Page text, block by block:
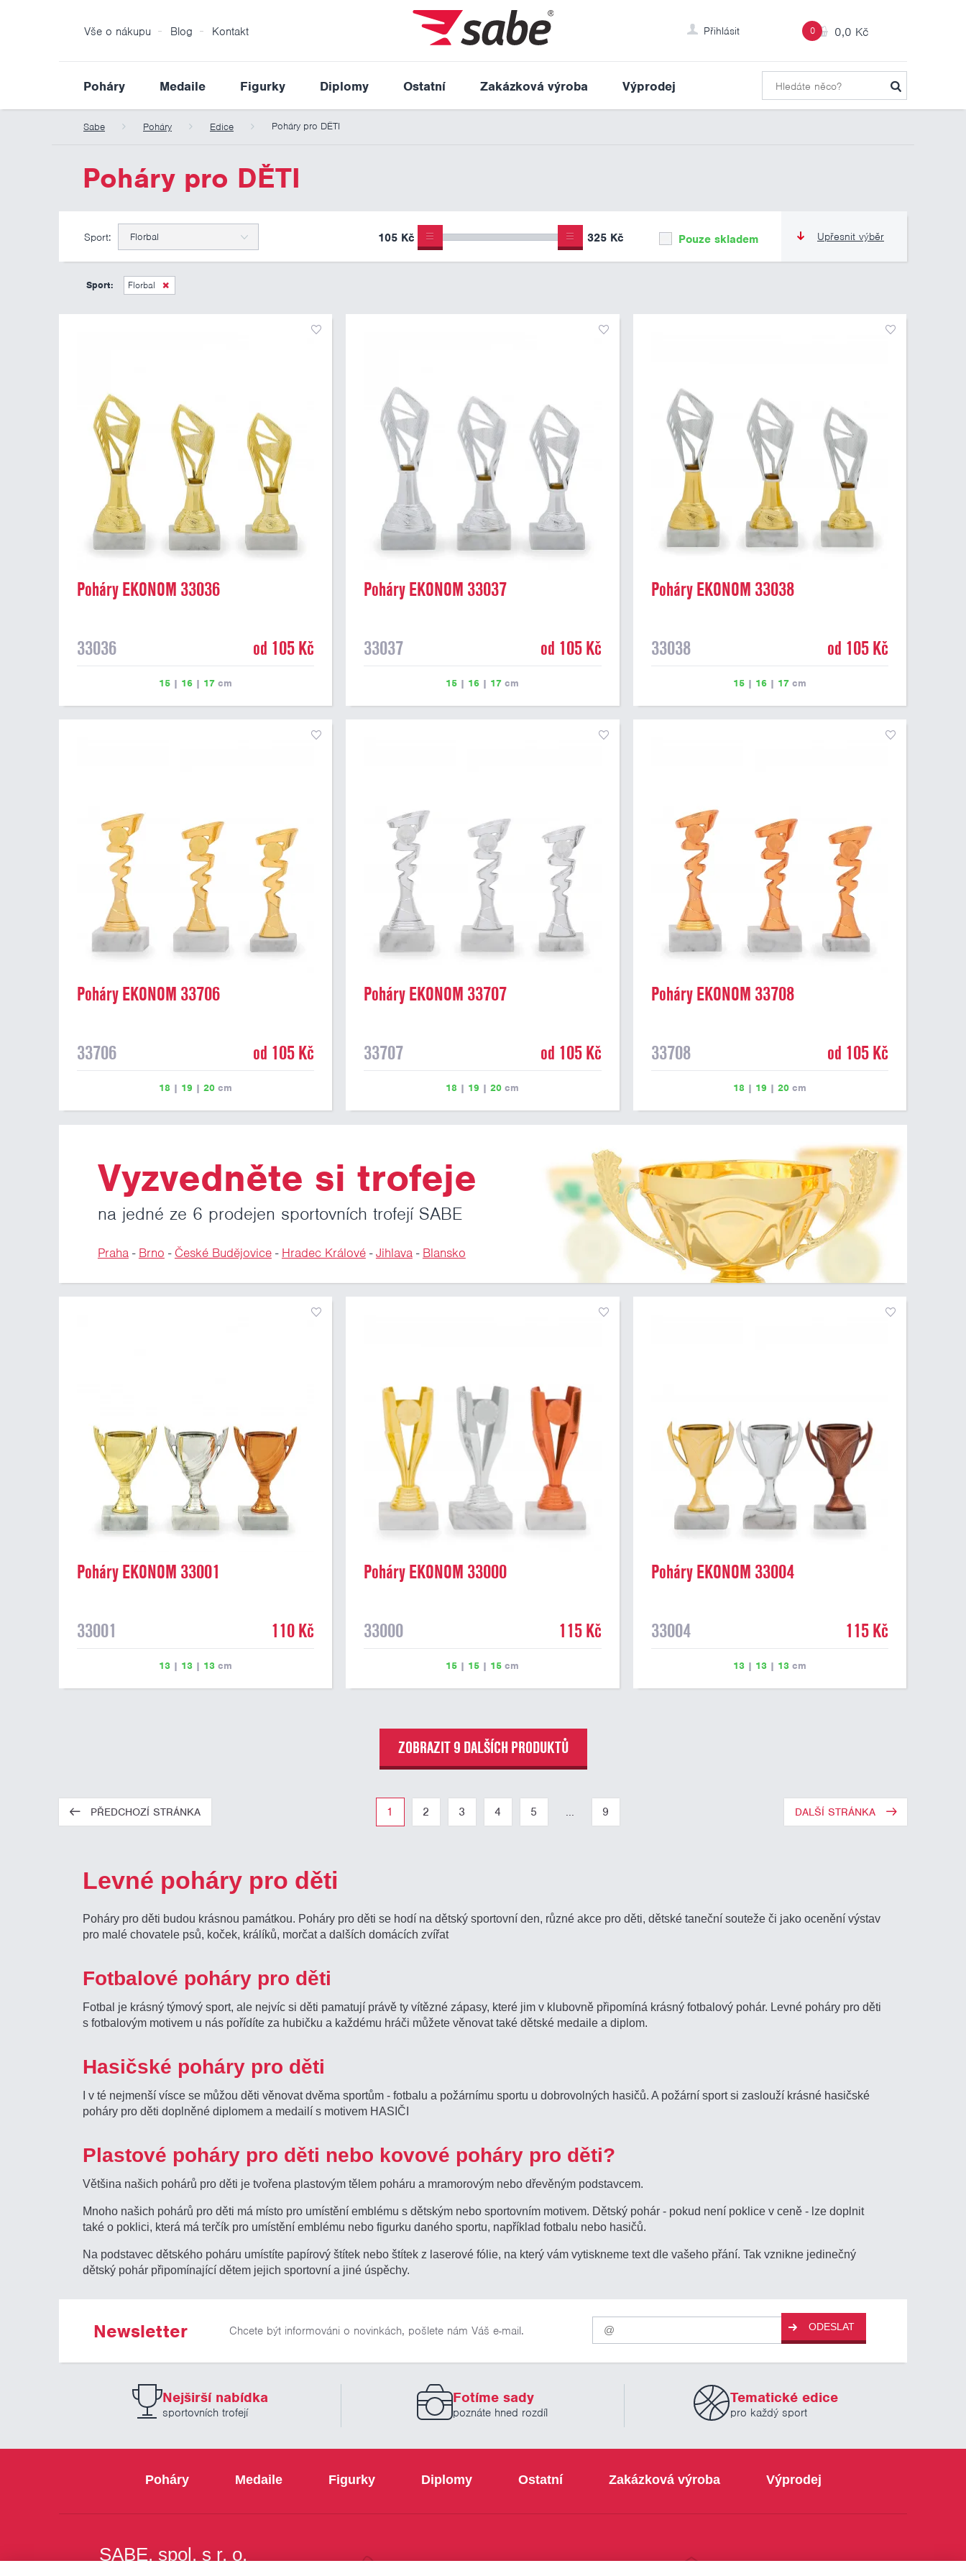
0 0,0 Kč
Přihlásit
Vše o nákupu Blog Kontakt
Poháry Medaile Figurky Diplomy Ostatní Zakázková výroba Výprodej
Sabe Poháry Edice Poháry pro DĚTI
Poháry pro DĚTI
Upřesnit výběr
Sport: Florbal Pouze skladem
105 Kč 325 Kč
Sport: Florbal
Poháry EKONOM 33036
33036 od 105 Kč
15| 16| 17cm
Poháry EKONOM 33037
33037 od 105 Kč
15 | 16 | 17 cm
Poháry EKONOM 33038
33038 od 105 Kč
15| 16| 17cm
Poháry EKONOM 33706
33706 od 105 Kč
18 | 19 | 20cm
Poháry EKONOM 33707
33707 od 105 Kč
18 | 19 |20 cm
Poháry EKONOM 33708
33708 od 105 Kč
18 | 19 | 20cm
Vyzvedněte si trofeje
na jedné ze 6 prodejen sportovních trofejí SABE
Praha- Brno - České Budějovice- Hradec Králové-Jihlava- Blansko
Poháry EKONOM 33001
33001 110 Kč
13| 13| 13cm
Poháry EKONOM 33000
33000 115 Kč
15 | 15 | 15 cm
Poháry EKONOM 33004
33004 115 Kč
13| 13| 13cm
ZOBRAZIT 9 DALŠÍCH PRODUKTŮ
PŘEDCHOZÍ STRÁNKA 1 2 3 4 5 ... 9 DALŠÍ STRÁNKA
Levné poháry pro děti
Poháry pro děti budou krásnou památkou. Poháry pro děti se hodí na dětský sportovní den, různé akce pro děti, dětské taneční souteže či jako ocenění výstav
pro malé chovatele psů, koček, králíků, morčat a dalších domácích zvířat
Fotbalové poháry pro děti
Fotbal je krásný týmový sport, ale nejvíc si děti pamatují právě ty vítězné zápasy, které jim v klubovně připomíná krásný fotbalový pohár. Levné poháry pro děti
s fotbalovým motivem u nás pořídíte za hubičku a každému hráči můžete věnovat také dětské medaile a diplom.
Hasičské poháry pro děti
I v té nejmenší vísce se můžou děti věnovat dvěma sportům - fotbalu a požárnímu sportu u dobrovolných hasičů. A požární sport si zaslouží krásné hasičské
poháry pro děti doplněné diplomem a medailí s motivem HASIČI
Plastové poháry pro děti nebo kovové poháry pro děti?
Většina našich pohárů pro děti je tvořena plastovým tělem poháru a mramorovým nebo dřevěným podstavcem.
Mnoho našich pohárů pro děti má místo pro umístění emblému s dětským nebo sportovním motivem. Dětský pohár - pokud není poklice v ceně - lze doplnit
také o poklici, která má terčík pro umístění emblému nebo figurku daného sportu, například fotbalu nebo hasičů.
Na podstavec dětského poháru umístíte papírový štítek nebo štítek z laserové fólie, na který vám vytiskneme text dle vašeho přání. Tak vznikne jedinečný
dětský pohár připomínající dětem jejich sportovní a jiné úspěchy.
Newsletter Chcete být informováni o novinkách, pošlete nám Váš e-mail.
Pro
odběr
našich
novinek
ODESLAT
Nejširší nabídka
sportovních trofejí
Fotíme sady
poznáte hned rozdíl
Tematické edice
pro každý sport
Poháry Medaile Figurky Diplomy Ostatní Zakázková výroba Výprodej
SABE, spol. s r. o.